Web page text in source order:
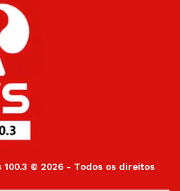
100.3 © 2026 - Todos os direitos